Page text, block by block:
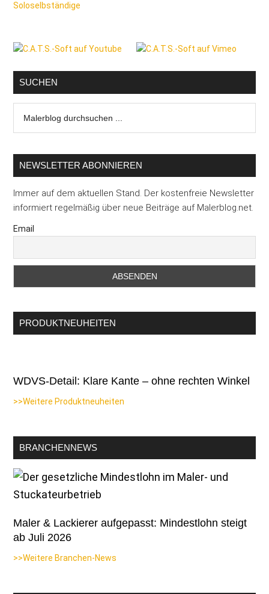
Soloselbständige
Seitenspalte
SUCHEN
durchsuchen
NEWSLETTER ABONNIEREN
Immer auf dem aktuellen Stand. Der kostenfreie Newsletter
informiert regelmäßig über neue Beiträge auf Malerblog.net.
Email
PRODUKTNEUHEITEN
WDVS-Detail: Klare Kante – ohne rechten Winkel
>>Weitere Produktneuheiten
BRANCHENNEWS
Maler & Lackierer aufgepasst: Mindestlohn steigt
ab Juli 2026
>>Weitere Branchen-News